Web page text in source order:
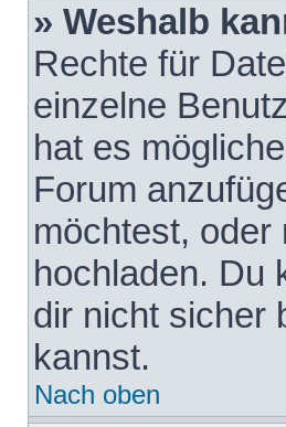
» Weshalb
Rechte für
einzelne
hat es
Forum
möchtest, oder
hochladen. Du
dir nicht sicher
kannst.
Nach oben